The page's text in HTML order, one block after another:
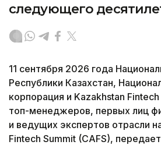
следующего
11 сентября 2026 года
Республики Казахстан,
корпорация и Kazakhstan
топ-менеджеров, первых лиц
и ведущих экспертов отрасли
Fintech Summit (CAFS),